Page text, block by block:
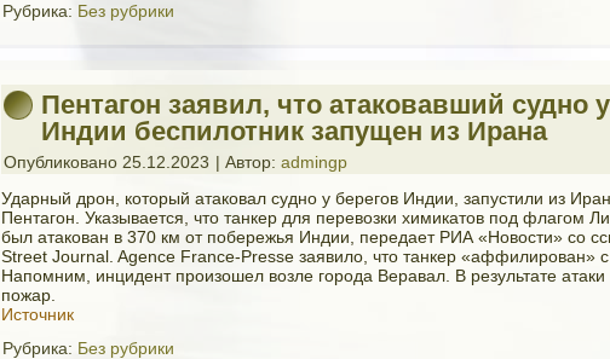
Рубрика: Без рубрики
Пентагон заявил, что атаковавший судно
Индии беспилотник запущен из Ирана
Опубликовано 25.12.2023 | Автор: admingp
Ударный дрон, который атаковал судно у берегов Индии, запустили из
Пентагон. Указывается, что танкер для перевозки химикатов под флагом
был атакован в 370 км от побережья Индии, передает РИА «Новости» со
Street Journal. Agence France-Presse заявило, что танкер «аффилирован»
Напомним, инцидент произошел возле города Веравал. В результате атаки
пожар.
Источник
Рубрика: Без рубрики